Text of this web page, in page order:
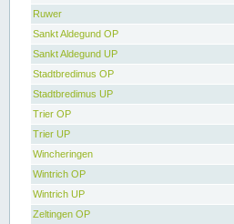
Ruwer
Sankt Aldegund OP
Sankt Aldegund UP
Stadtbredimus OP
Stadtbredimus UP
Trier OP
Trier UP
Wincheringen
Wintrich OP
Wintrich UP
Zeltingen OP